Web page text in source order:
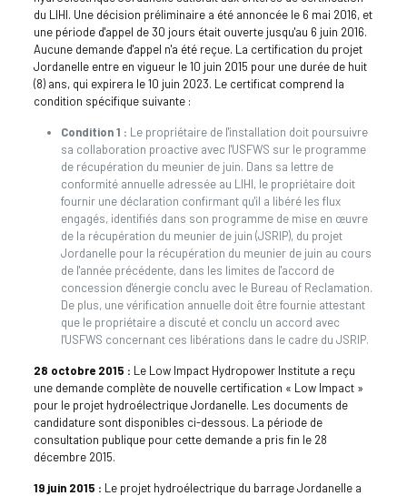
du LIHI. Une décision préliminaire a été annoncée le 6 mai 2016, et
une période d'appel de 30 jours était ouverte jusqu'au 6 juin 2016.
Aucune demande d'appel n'a été reçue. La certification du projet
Jordanelle entre en vigueur le 10 juin 2015 pour une durée de huit
(8) ans, qui expirera le 10 juin 2023. Le certificat comprend la
condition spécifique suivante :
Condition 1 : Le propriétaire de l'installation doit poursuivre
sa collaboration proactive avec l'USFWS sur le programme
de récupération du meunier de juin. Dans sa lettre de
conformité annuelle adressée au LIHI, le propriétaire doit
fournir une déclaration confirmant qu'il a libéré les flux
engagés, identifiés dans son programme de mise en œuvre
de la récupération du meunier de juin (JSRIP), du projet
Jordanelle pour la récupération du meunier de juin au cours
de l'année précédente, dans les limites de l'accord de
concession d'énergie conclu avec le Bureau of Reclamation.
De plus, une vérification annuelle doit être fournie attestant
que le propriétaire a discuté et conclu un accord avec
l'USFWS concernant ces libérations dans le cadre du JSRIP.
28 octobre 2015 : Le Low Impact Hydropower Institute a reçu
une demande complète de nouvelle certification « Low Impact »
pour le projet hydroélectrique Jordanelle. Les documents de
candidature sont disponibles ci-dessous. La période de
consultation publique pour cette demande a pris fin le 28
décembre 2015.
19 juin 2015 : Le projet hydroélectrique du barrage Jordanelle a